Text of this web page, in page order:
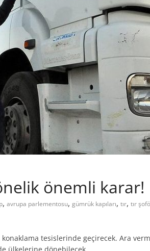
önemli karar!
, avrupa parlementosu, gümrük kapıları, tır, tır
tesislerinde geçirecek. Ara